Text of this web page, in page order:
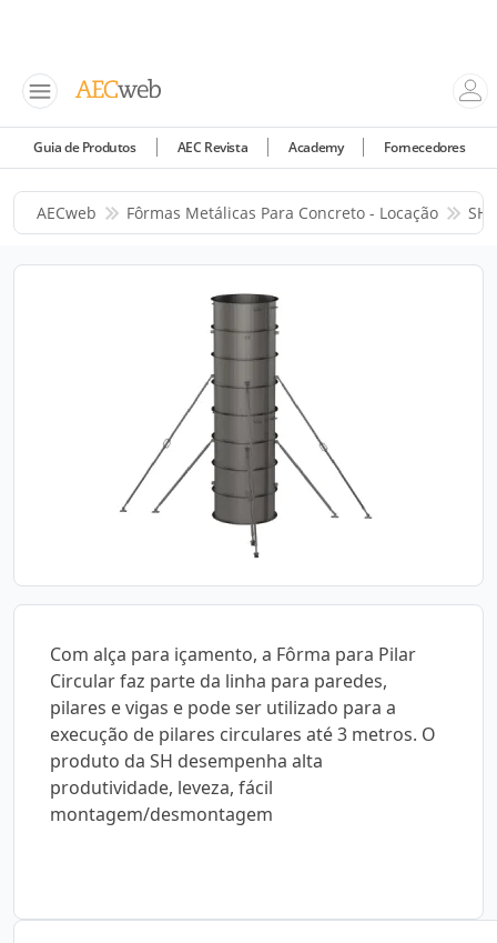
Guia de Produtos AEC Revista Academy Fornecedores
AECweb Fôrmas Metálicas Para Concreto - Locação SH
Com alça para içamento, a Fôrma para Pilar
Circular faz parte da linha para paredes,
pilares e vigas e pode ser utilizado para a
execução de pilares circulares até 3 metros. O
produto da SH desempenha alta
produtividade, leveza, fácil
montagem/desmontagem